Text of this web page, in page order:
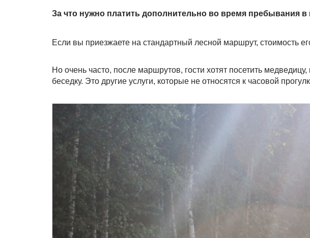
За что нужно платить дополнительно во время пребывания
Если вы приезжаете на стандартный лесной маршрут, стоимость
Но очень часто, после маршрутов, гости хотят посетить
беседку. Это другие услуги, которые не относятся к часовой